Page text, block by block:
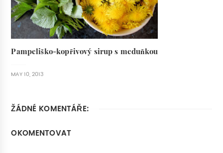
Pampeliško-kopřivový sirup s meduňkou
MAY 10, 2013
ŽÁDNÉ KOMENTÁŘE:
OKOMENTOVAT